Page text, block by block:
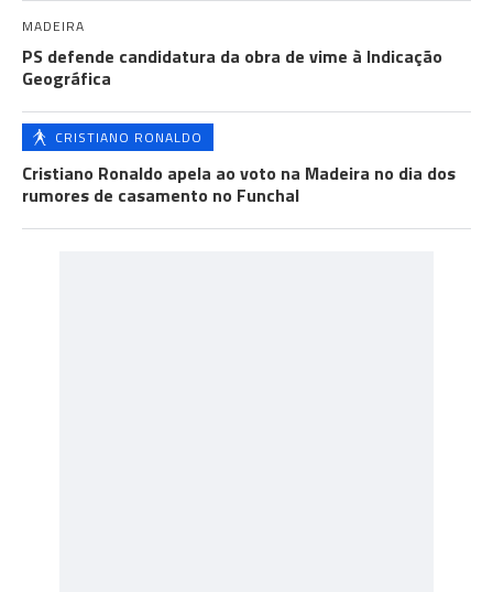
MADEIRA
PS defende candidatura da obra de vime à Indicação
Geográfica
CRISTIANO RONALDO
Cristiano Ronaldo apela ao voto na Madeira no dia dos
rumores de casamento no Funchal